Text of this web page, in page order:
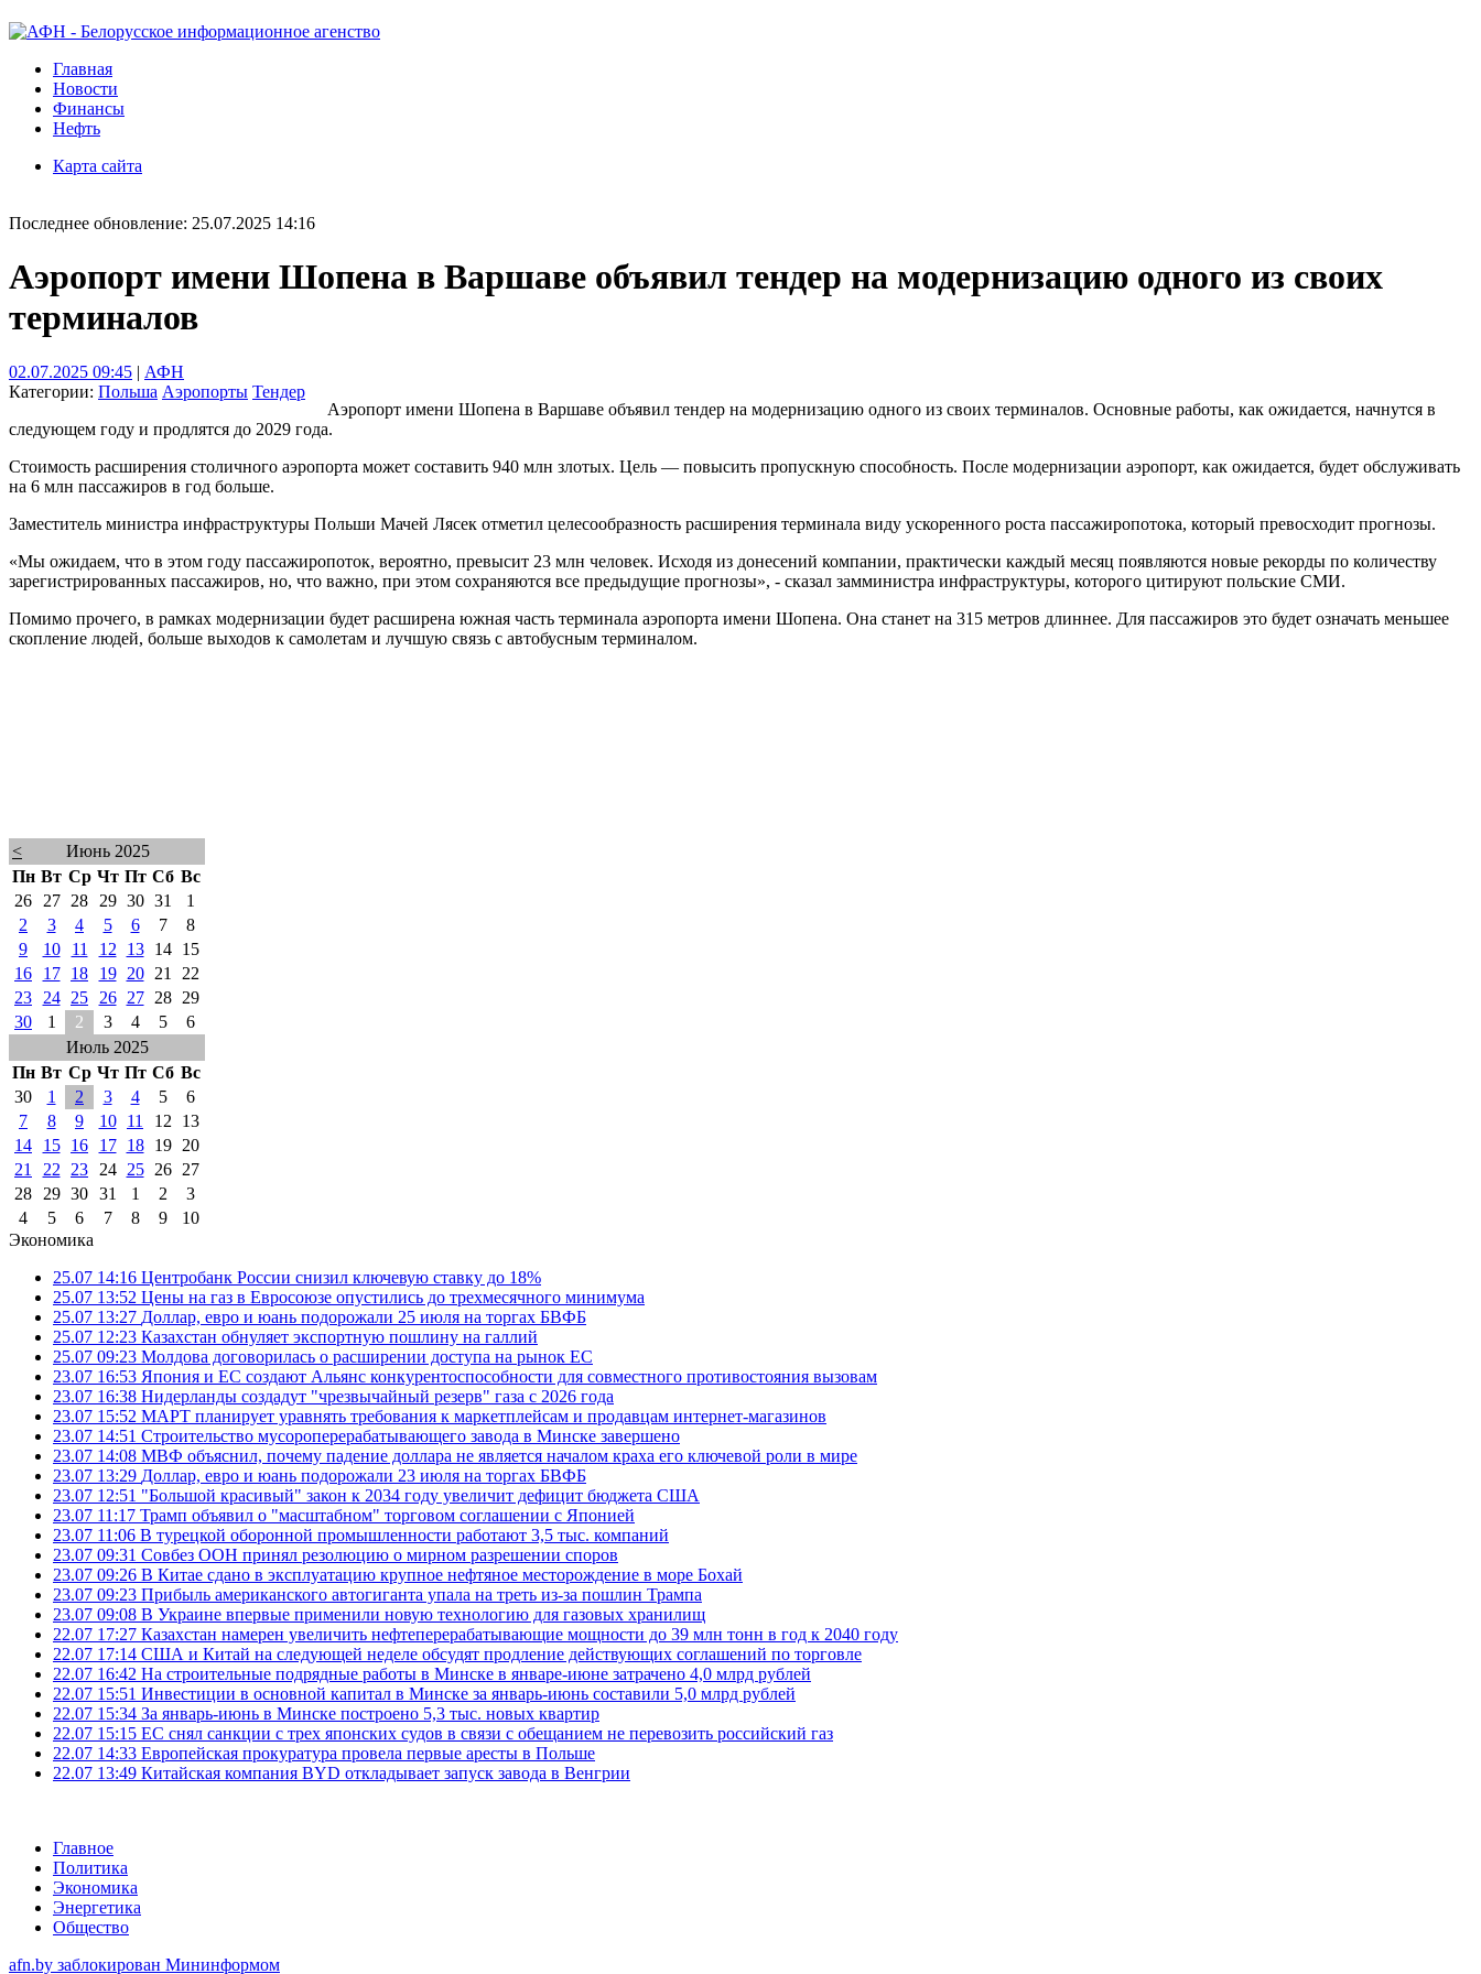
Главная
Новости
Финансы
Нефть
Карта сайта
Последнее обновление: 25.07.2025 14:16
Аэропорт имени Шопена в Варшаве объявил тендер на модернизацию одного из своих
терминалов
02.07.2025 09:45 | АФН
Категории: Польша Аэропорты Тендер
Аэропорт имени Шопена в Варшаве объявил тендер на модернизацию одного из своих терминалов. Основные работы, как ожидается, начнутся в
следующем году и продлятся до 2029 года.
Стоимость расширения столичного аэропорта может составить 940 млн злотых. Цель — повысить пропускную способность. После модернизации аэропорт, как ожидается, будет обслуживать
на 6 млн пассажиров в год больше.
Заместитель министра инфраструктуры Польши Мачей Лясек отметил целесообразность расширения терминала виду ускоренного роста пассажиропотока, который превосходит прогнозы.
«Мы ожидаем, что в этом году пассажиропоток, вероятно, превысит 23 млн человек. Исходя из донесений компании, практически каждый месяц появляются новые рекорды по количеству
зарегистрированных пассажиров, но, что важно, при этом сохраняются все предыдущие прогнозы», - сказал замминистра инфраструктуры, которого цитируют польские СМИ.
Помимо прочего, в рамках модернизации будет расширена южная часть терминала аэропорта имени Шопена. Она станет на 315 метров длиннее. Для пассажиров это будет означать меньшее
скопление людей, больше выходов к самолетам и лучшую связь с автобусным терминалом.
<
Июнь 2025
Пн Вт Ср Чт Пт Сб Вс
26
27 28 29 30 31
1
2
3 4 5 6 7
8
9
10 11 12 13 14
15
16
17 18 19 20 21
22
23
24 25 26 27 28
29
30
1 2 3 4 5
6
Июль 2025
Пн Вт Ср Чт Пт Сб Вс
30
1 2 3 4 5
6
7
8 9 10 11 12
13
14
15 16 17 18 19
20
21
22 23 24 25 26
27
28
29 30 31 1 2
3
4
5 6 7 8 9
10
Экономика
25.07 14:16 Центробанк России снизил ключевую ставку до 18%
25.07 13:52 Цены на газ в Евросоюзе опустились до трехмесячного минимума
25.07 13:27 Доллар, евро и юань подорожали 25 июля на торгах БВФБ
25.07 12:23 Казахстан обнуляет экспортную пошлину на галлий
25.07 09:23 Молдова договорилась о расширении доступа на рынок ЕС
23.07 16:53 Япония и ЕС создают Альянс конкурентоспособности для совместного противостояния вызовам
23.07 16:38 Нидерланды создадут "чрезвычайный резерв" газа с 2026 года
23.07 15:52 МАРТ планирует уравнять требования к маркетплейсам и продавцам интернет-магазинов
23.07 14:51 Строительство мусороперерабатывающего завода в Минске завершено
23.07 14:08 МВФ объяснил, почему падение доллара не является началом краха его ключевой роли в мире
23.07 13:29 Доллар, евро и юань подорожали 23 июля на торгах БВФБ
23.07 12:51 "Большой красивый" закон к 2034 году увеличит дефицит бюджета США
23.07 11:17 Трамп объявил о "масштабном" торговом соглашении с Японией
23.07 11:06 В турецкой оборонной промышленности работают 3,5 тыс. компаний
23.07 09:31 Совбез ООН принял резолюцию о мирном разрешении споров
23.07 09:26 В Китае сдано в эксплуатацию крупное нефтяное месторождение в море Бохай
23.07 09:23 Прибыль американского автогиганта упала на треть из-за пошлин Трампа
23.07 09:08 В Украине впервые применили новую технологию для газовых хранилищ
22.07 17:27 Казахстан намерен увеличить нефтеперерабатывающие мощности до 39 млн тонн в год к 2040 году
22.07 17:14 США и Китай на следующей неделе обсудят продление действующих соглашений по торговле
22.07 16:42 На строительные подрядные работы в Минске в январе-июне затрачено 4,0 млрд рублей
22.07 15:51 Инвестиции в основной капитал в Минске за январь-июнь составили 5,0 млрд рублей
22.07 15:34 За январь-июнь в Минске построено 5,3 тыс. новых квартир
22.07 15:15 ЕС снял санкции с трех японских судов в связи с обещанием не перевозить российский газ
22.07 14:33 Европейская прокуратура провела первые аресты в Польше
22.07 13:49 Китайская компания BYD откладывает запуск завода в Венгрии
Главное
Политика
Экономика
Энергетика
Общество
afn.by заблокирован Мининформом